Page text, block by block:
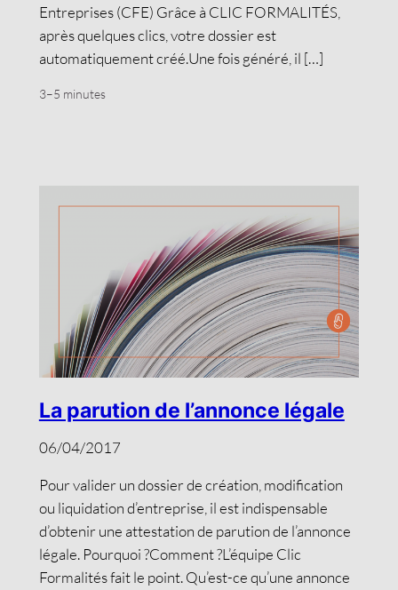
Entreprises (CFE) Grâce à CLIC FORMALITÉS,
après quelques clics, votre dossier est
automatiquement créé.Une fois généré, il […]
3–5 minutes
La parution de l’annonce légale
06/04/2017
Pour valider un dossier de création, modification
ou liquidation d’entreprise, il est indispensable
d’obtenir une attestation de parution de l’annonce
légale. Pourquoi ?Comment ?L’équipe Clic
Formalités fait le point. Qu’est-ce qu’une annonce